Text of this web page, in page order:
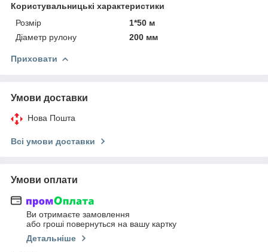
Користувальницькі характеристики
Розмір
1*50 м
Діаметр рулону
200 мм
Приховати
Умови доставки
Нова Пошта
Всі умови доставки
Умови оплати
Ви отримаєте замовлення
або гроші повернуться на вашу картку
Детальніше